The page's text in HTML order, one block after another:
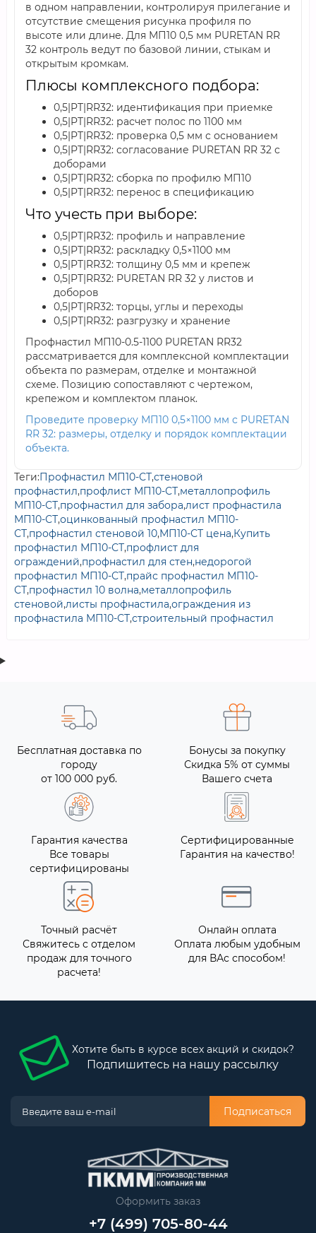
в одном направлении, контролируя прилегание и
отсутствие смещения рисунка профиля по
высоте или длине. Для МП10 0,5 мм PURETAN RR
32 контроль ведут по базовой линии, стыкам и
открытым кромкам.
Плюсы комплексного подбора:
0,5|PT|RR32: идентификация при приемке
0,5|PT|RR32: расчет полос по 1100 мм
0,5|PT|RR32: проверка 0,5 мм с основанием
0,5|PT|RR32: согласование PURETAN RR 32 с
доборами
0,5|PT|RR32: сборка по профилю МП10
0,5|PT|RR32: перенос в спецификацию
Что учесть при выборе:
0,5|PT|RR32: профиль и направление
0,5|PT|RR32: раскладку 0,5×1100 мм
0,5|PT|RR32: толщину 0,5 мм и крепеж
0,5|PT|RR32: PURETAN RR 32 у листов и
доборов
0,5|PT|RR32: торцы, углы и переходы
0,5|PT|RR32: разгрузку и хранение
Профнастил МП10-0.5-1100 PURETAN RR32
рассматривается для комплексной комплектации
объекта по размерам, отделке и монтажной
схеме. Позицию сопоставляют с чертежом,
крепежом и комплектом планок.
Проведите проверку МП10 0,5×1100 мм с PURETAN
RR 32: размеры, отделку и порядок комплектации
объекта.
Теги:Профнастил МП10-СТ,стеновой
профнастил,профлист МП10-СТ,металлопрофиль
МП10-СТ,профнастил для забора,лист профнастила
МП10-СТ,оцинкованный профнастил МП10-
СТ,профнастил стеновой 10,МП10-СТ цена,Купить
профнастил МП10-СТ,профлист для
ограждений,профнастил для стен,недорогой
профнастил МП10-СТ,прайс профнастил МП10-
СТ,профнастил 10 волна,металлопрофиль
стеновой,листы профнастила,ограждения из
профнастила МП10-СТ,строительный профнастил
Бесплатная доставка по
городу
от 100 000 руб.
Бонусы за покупку
Скидка 5% от суммы
Вашего счета
Гарантия качества
Все товары
сертифицированы
Сертифицированные
Гарантия на качество!
Точный расчёт
Свяжитесь с отделом
продаж для точного
расчета!
Онлайн оплата
Оплата любым удобным
для ВАс способом!
Хотите быть в курсе всех акций и скидок?
Подпишитесь на нашу рассылку
Подписаться
Оформить заказ
+7 (499) 705-80-44